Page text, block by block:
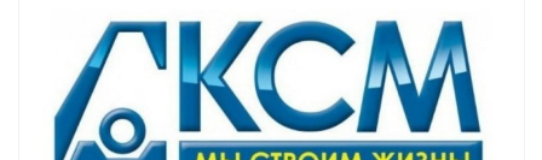
Смотреть проект